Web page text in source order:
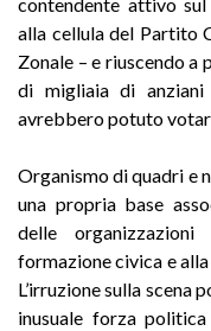
alla cellula del Partito
Zonale – e riuscendo a
di migliaia di
avrebbero potuto
Organismo di quadri e
una propria base
delle
formazione civica e
L’irruzione sulla scena
inusuale forza